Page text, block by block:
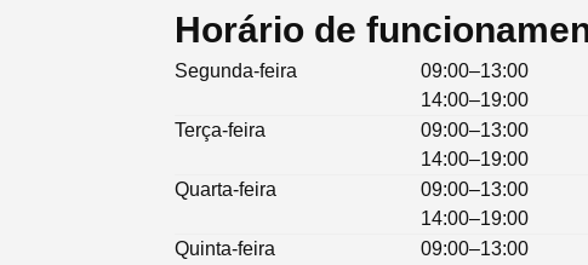
Horário de
Segunda-feira
09:00–13:00
14:00–19:00
Terça-feira
09:00–13:00
14:00–19:00
Quarta-feira
09:00–13:00
14:00–19:00
Quinta-feira
09:00–13:00